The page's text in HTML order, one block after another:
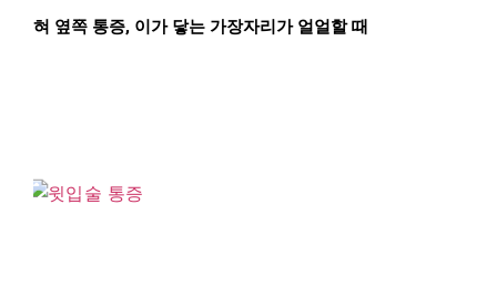
혀 옆쪽 통증, 이가 닿는 가장자리가 얼얼할 때